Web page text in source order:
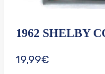
1962 SHELBY
19,99€